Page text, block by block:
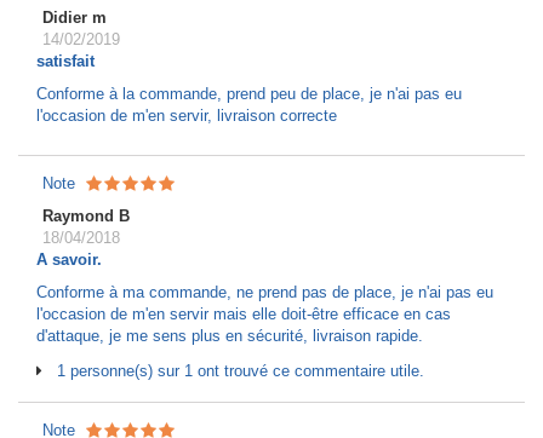
Didier m
14/02/2019
satisfait
Conforme à la commande, prend peu de place, je n'ai pas eu
l'occasion de m'en servir, livraison correcte
Note
Raymond B
18/04/2018
A savoir.
Conforme à ma commande, ne prend pas de place, je n'ai pas eu
l'occasion de m'en servir mais elle doit-être efficace en cas
d'attaque, je me sens plus en sécurité, livraison rapide.
1 personne(s) sur 1 ont trouvé ce commentaire utile.
Note